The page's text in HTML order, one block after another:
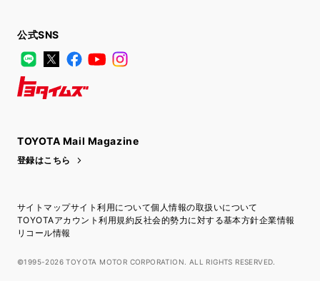
公式SNS
LINE
X FacebookYouTube
TOYOTA Mail Magazine
登録はこちら
サイトマップサイト利用について個人情報の取扱いについて
TOYOTAアカウント利用規約反社会的勢力に対する基本方針企業情報
リコール情報
©1995-2026 TOYOTA MOTOR CORPORATION. ALL RIGHTS RESERVED.